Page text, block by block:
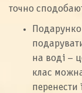
точно
на воді –
клас
перенести